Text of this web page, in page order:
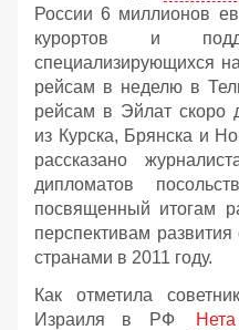
России 6 миллионов
курортов и
специализирующихся
рейсам в неделю в
рейсам в Эйлат скоро
из Курска, Брянска и
рассказано
дипломатов
посвященный итогам
перспективам
странами в 2011 году.
Как отметила
Израиля в РФ